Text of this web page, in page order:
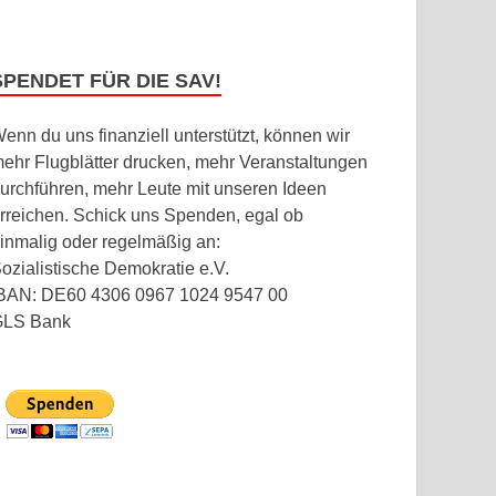
FÜR DIE SAV!
du uns finanziell unterstützt, können wir
Flugblätter drucken, mehr Veranstaltungen
mehr Leute mit unseren Ideen
Schick uns Spenden, egal ob
oder regelmäßig an:
Demokratie e.V.
DE60 4306 0967 1024 9547 00
Bank